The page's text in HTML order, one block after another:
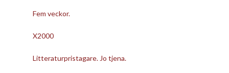
Fem veckor.
X2000
Litteraturpristagare. Jo tjena.